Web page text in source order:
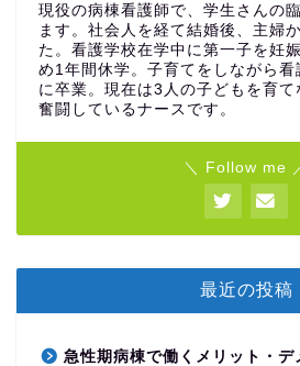
現役の病棟看護師で、学生さんの
ます。社会人を経て結婚後、主婦
た。看護学校在学中に第一子を妊
め1年間休学。子育てをしながら
に卒業。現在は3人の子どもを育て
奮闘しているナースです。
＼ Follow me
最近の投稿
急性期病棟で働くメリット・デ